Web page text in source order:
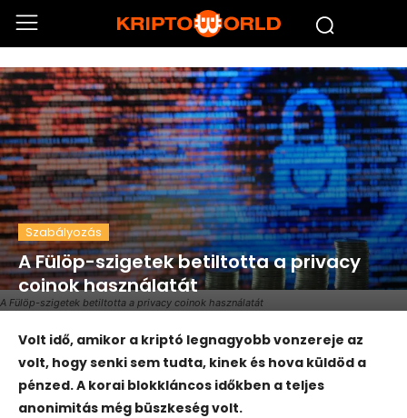
A Fülöp-szigetek betiltotta a privacy coinok használatát
Szabályozás
A Fülöp-szigetek betiltotta a privacy
coinok használatát
Volt idő, amikor a kriptó legnagyobb vonzereje az
volt, hogy senki sem tudta, kinek és hova küldöd a
pénzed. A korai blokkláncos időkben a teljes
anonimitás még büszkeség volt.